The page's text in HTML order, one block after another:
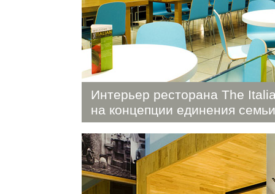
Интерьер ресторана The
на концепции единения